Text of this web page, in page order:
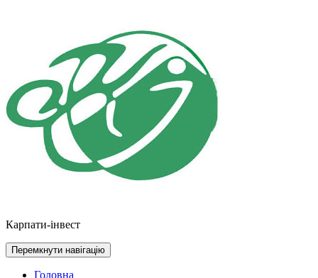
Карпати-інвест
Перемкнути навігацію
Головна